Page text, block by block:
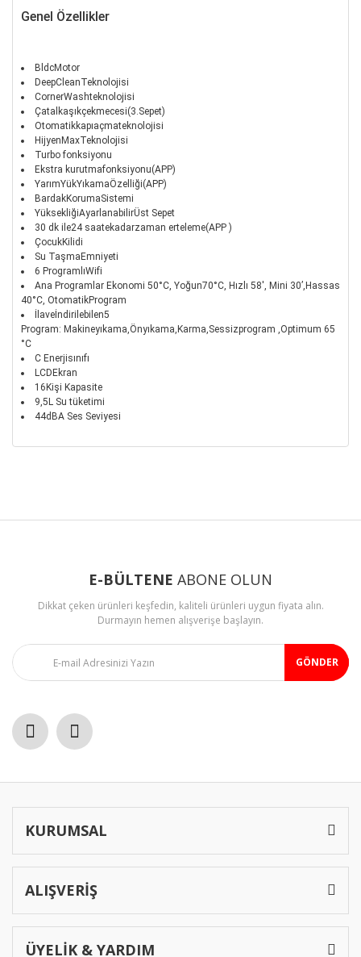
Genel Özellikler
BldcMotor
DeepCleanTeknolojisi
CornerWashteknolojisi
Çatalkaşıkçekmecesi(3.Sepet)
Otomatikkapıaçmateknolojisi
HijyenMaxTeknolojisi
Turbo fonksiyonu
Ekstra kurutmafonksiyonu(APP)
YarımYükYıkamaÖzelliği(APP)
BardakKorumaSistemi
YüksekliğiAyarlanabilirÜst Sepet
30 dk ile24 saatekadarzaman erteleme(APP )
ÇocukKilidi
Su TaşmaEmniyeti
6 ProgramlıWifi
Ana Programlar Ekonomi 50°C, Yoğun70°C, Hızlı 58', Mini 30’,Hassas
40°C, OtomatikProgram
İlaveİndirilebilen5
Program: Makineyıkama,Önyıkama,Karma,Sessizprogram ,Optimum 65
°C
C Enerjisınıfı
LCDEkran
16Kişi Kapasite
9,5L Su tüketimi
44dBA Ses Seviyesi
Ürün bilgilerinde hatalar bulunuyor.
Ürün fiyatı diğer sitelerden daha pahalı.
E-BÜLTENE ABONE OLUN
Dikkat çeken ürünleri keşfedin, kaliteli ürünleri uygun fiyata alın.
Durmayın hemen alışverişe başlayın.
GÖNDER
KURUMSAL
ALIŞVERİŞ
ÜYELİK & YARDIM